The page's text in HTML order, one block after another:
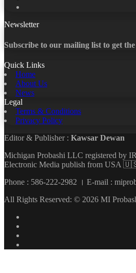
Newsletter
Subscribe to our mailing list to get
Quick Links
Home
About Us
News
Legal
Terms & Conditions
Privacy Policy
Editor & Publisher : Kawsar Dewan
Michigan Probashi LLC registered by
Electronic Media publish from USA
Phone : 586-222-2982 । E-mail :
All Rights Reserved: © 2026 MI